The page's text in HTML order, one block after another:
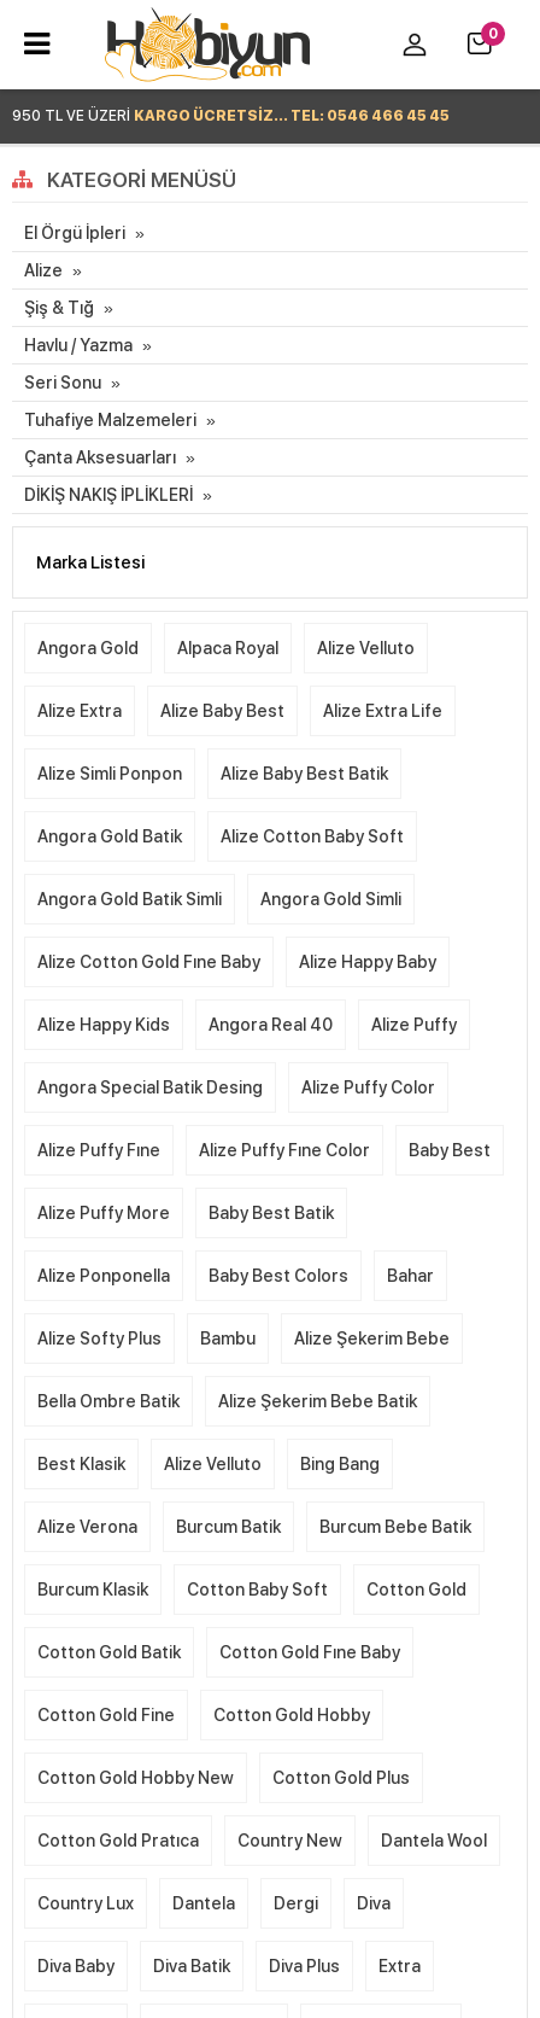
950 TL VE ÜZERİ KARGO ÜCRETSİZ... TEL: 0546 466 45 45
0
KATEGORI MENÜSÜ
El Örgü İpleri
Alize
Şiş & Tığ
Havlu / Yazma
Seri Sonu
Tuhafiye Malzemeleri
Çanta Aksesuarları
DİKİŞ NAKIŞ İPLİKLERİ
Marka Listesi
Angora Gold Alpaca Royal Alize Velluto
Alize Extra Alize Baby Best Alize Extra Life
Alize Simli Ponpon Alize Baby Best Batik
Angora Gold Batik Alize Cotton Baby Soft
Angora Gold Batik Simli Angora Gold Simli
Alize Cotton Gold Fıne Baby Alize Happy Baby
Alize Happy Kids Angora Real 40 Alize Puffy
Angora Special Batik Desing Alize Puffy Color
Alize Puffy Fıne Alize Puffy Fıne Color Baby Best
Alize Puffy More Baby Best Batik
Alize Ponponella Baby Best Colors Bahar
Alize Softy Plus Bambu Alize Şekerim Bebe
Bella Ombre Batik Alize Şekerim Bebe Batik
Best Klasik Alize Velluto Bing Bang
Alize Verona Burcum Batik Burcum Bebe Batik
Burcum Klasik Cotton Baby Soft Cotton Gold
Cotton Gold Batik Cotton Gold Fıne Baby
Cotton Gold Fine Cotton Gold Hobby
Cotton Gold Hobby New Cotton Gold Plus
Cotton Gold Pratıca Country New Dantela Wool
Country Lux Dantela Dergi Diva
Diva Baby Diva Batik Diva Plus Extra